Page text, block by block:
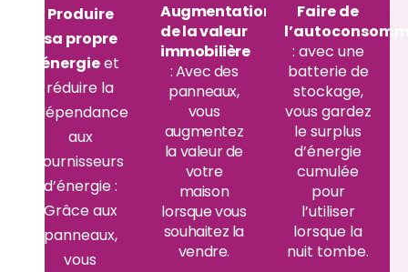
Produire
sa propre
énergieet
réduire la
dépendance
aux
fournisseurs
d’énergie :
Grâce aux
panneaux,
vous
Augmentation
de la valeur
immobilière
: Avec des
panneaux,
vous
augmentez
la valeur de
votre
maison
lorsque vous
souhaitez la
vendre.
Faire de
: avec une
batterie de
stockage,
vous gardez
le surplus
d’énergie
cumulée
pour
l’utiliser
lorsque la
nuit tombe.